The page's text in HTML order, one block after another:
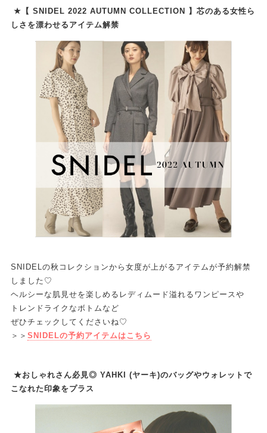
★【 SNIDEL 2022 AUTUMN COLLECTION 】芯のある女性ら
しさを漂わせるアイテム解禁
SNIDELの秋コレクションから女度が上がるアイテムが予約解禁
しました♡
ヘルシーな肌見せを楽しめるレディムード溢れるワンピースや
トレンドライクなボトムなど
ぜひチェックしてくださいね♡
＞＞ SNIDELの予約アイテムはこちら
★おしゃれさん必見◎ YAHKI (ヤーキ)のバッグやウォレットで
こなれた印象をプラス